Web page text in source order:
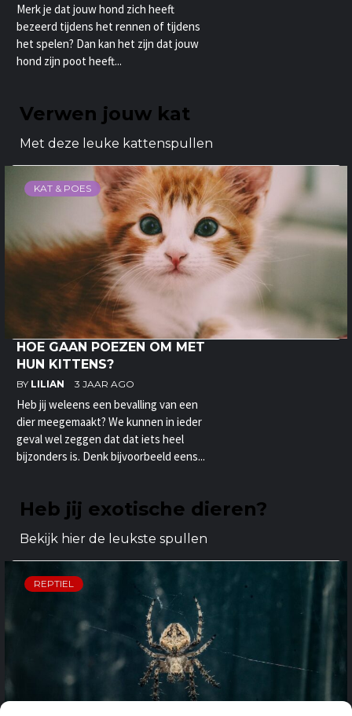
Merk je dat jouw hond zich heeft
bezeerd tijdens het rennen of tijdens
het spelen? Dan kan het zijn dat jouw
hond zijn poot heeft...
Verwen jouw kat
Met deze leuke kattenspullen
KAT & POES
HOE GAAN POEZEN OM MET
HUN KITTENS?
BY LILIAN 3 JAAR AGO
Heb jij weleens een bevalling van een
dier meegemaakt? We kunnen in ieder
geval wel zeggen dat dat iets heel
bijzonders is. Denk bijvoorbeeld eens...
Heb jij exotische dieren?
Bekijk hier de leukste spullen
REPTIEL